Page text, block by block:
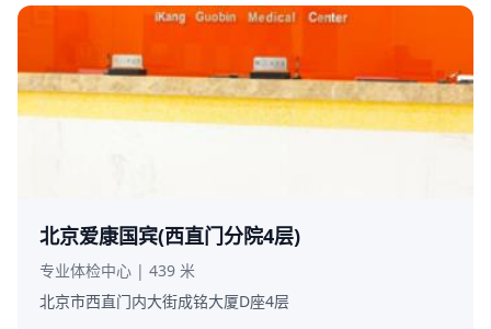
北京爱康国宾(西直门分院4层)
专业体检中心 | 439 米
北京市西直门内大街成铭大厦D座4层